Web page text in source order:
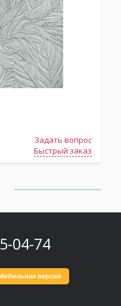
Задать вопрос
Быстрый заказ
04-74
версия